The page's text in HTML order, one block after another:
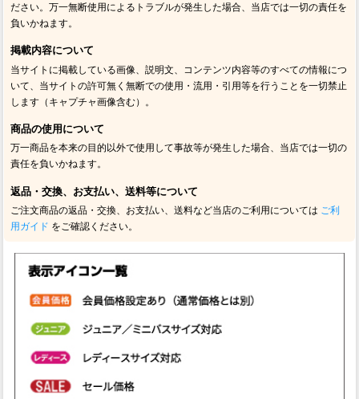
ださい。万一無断使用によるトラブルが発生した場合、当店では一切の責任を
負いかねます。
掲載内容について
当サイトに掲載している画像、説明文、コンテンツ内容等のすべての情報につ
いて、当サイトの許可無く無断での使用・流用・引用等を行うことを一切禁止
します（キャプチャ画像含む）。
商品の使用について
万一商品を本来の目的以外で使用して事故等が発生した場合、当店では一切の
責任を負いかねます。
返品・交換、お支払い、送料等について
ご注文商品の返品・交換、お支払い、送料など当店のご利用については ご利
用ガイド をご確認ください。